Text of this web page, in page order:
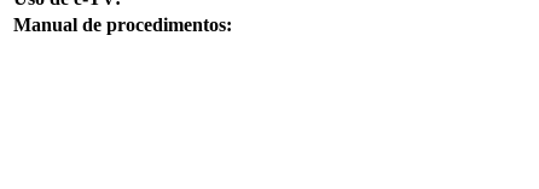
Manual de procedimentos: